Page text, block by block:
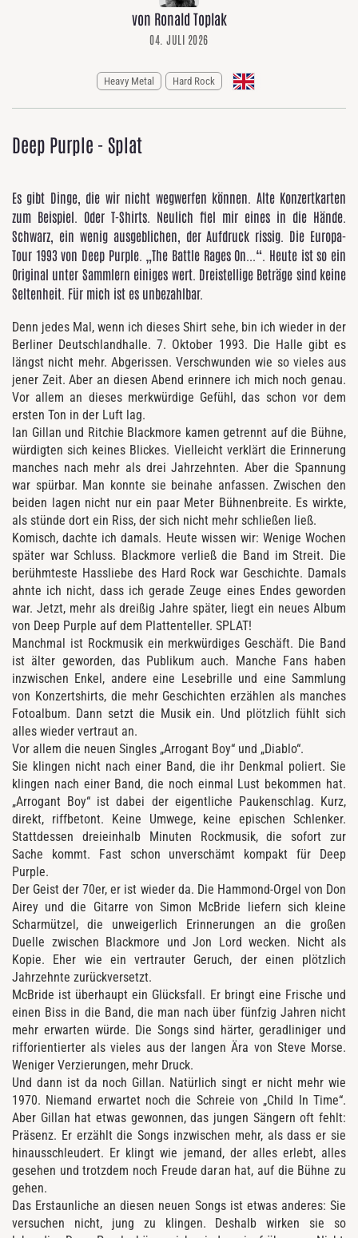
von Ronald Toplak
04. JULI 2026
Heavy Metal Hard Rock
Deep Purple - Splat
Es gibt Dinge, die wir nicht wegwerfen können. Alte Konzertkarten
zum Beispiel. Oder T-Shirts. Neulich fiel mir eines in die Hände.
Schwarz, ein wenig ausgeblichen, der Aufdruck rissig. Die Europa-
Tour 1993 von Deep Purple. „The Battle Rages On...“. Heute ist so ein
Original unter Sammlern einiges wert. Dreistellige Beträge sind keine
Seltenheit. Für mich ist es unbezahlbar.
Denn jedes Mal, wenn ich dieses Shirt sehe, bin ich wieder in der
Berliner Deutschlandhalle. 7. Oktober 1993. Die Halle gibt es
längst nicht mehr. Abgerissen. Verschwunden wie so vieles aus
jener Zeit. Aber an diesen Abend erinnere ich mich noch genau.
Vor allem an dieses merkwürdige Gefühl, das schon vor dem
ersten Ton in der Luft lag.
Ian Gillan und Ritchie Blackmore kamen getrennt auf die Bühne,
würdigten sich keines Blickes. Vielleicht verklärt die Erinnerung
manches nach mehr als drei Jahrzehnten. Aber die Spannung
war spürbar. Man konnte sie beinahe anfassen. Zwischen den
beiden lagen nicht nur ein paar Meter Bühnenbreite. Es wirkte,
als stünde dort ein Riss, der sich nicht mehr schließen ließ.
Komisch, dachte ich damals. Heute wissen wir: Wenige Wochen
später war Schluss. Blackmore verließ die Band im Streit. Die
berühmteste Hassliebe des Hard Rock war Geschichte. Damals
ahnte ich nicht, dass ich gerade Zeuge eines Endes geworden
war. Jetzt, mehr als dreißig Jahre später, liegt ein neues Album
von Deep Purple auf dem Plattenteller. SPLAT!
Manchmal ist Rockmusik ein merkwürdiges Geschäft. Die Band
ist älter geworden, das Publikum auch. Manche Fans haben
inzwischen Enkel, andere eine Lesebrille und eine Sammlung
von Konzertshirts, die mehr Geschichten erzählen als manches
Fotoalbum. Dann setzt die Musik ein. Und plötzlich fühlt sich
alles wieder vertraut an.
Vor allem die neuen Singles „Arrogant Boy“ und „Diablo“.
Sie klingen nicht nach einer Band, die ihr Denkmal poliert. Sie
klingen nach einer Band, die noch einmal Lust bekommen hat.
„Arrogant Boy“ ist dabei der eigentliche Paukenschlag. Kurz,
direkt, riffbetont. Keine Umwege, keine epischen Schlenker.
Stattdessen dreieinhalb Minuten Rockmusik, die sofort zur
Sache kommt. Fast schon unverschämt kompakt für Deep
Purple.
Der Geist der 70er, er ist wieder da. Die Hammond-Orgel von Don
Airey und die Gitarre von Simon McBride liefern sich kleine
Scharmützel, die unweigerlich Erinnerungen an die großen
Duelle zwischen Blackmore und Jon Lord wecken. Nicht als
Kopie. Eher wie ein vertrauter Geruch, der einen plötzlich
Jahrzehnte zurückversetzt.
McBride ist überhaupt ein Glücksfall. Er bringt eine Frische und
einen Biss in die Band, die man nach über fünfzig Jahren nicht
mehr erwarten würde. Die Songs sind härter, geradliniger und
rifforientierter als vieles aus der langen Ära von Steve Morse.
Weniger Verzierungen, mehr Druck.
Und dann ist da noch Gillan. Natürlich singt er nicht mehr wie
1970. Niemand erwartet noch die Schreie von „Child In Time“.
Aber Gillan hat etwas gewonnen, das jungen Sängern oft fehlt:
Präsenz. Er erzählt die Songs inzwischen mehr, als dass er sie
hinausschleudert. Er klingt wie jemand, der alles erlebt, alles
gesehen und trotzdem noch Freude daran hat, auf die Bühne zu
gehen.
Das Erstaunliche an diesen neuen Songs ist etwas anderes: Sie
versuchen nicht, jung zu klingen. Deshalb wirken sie so